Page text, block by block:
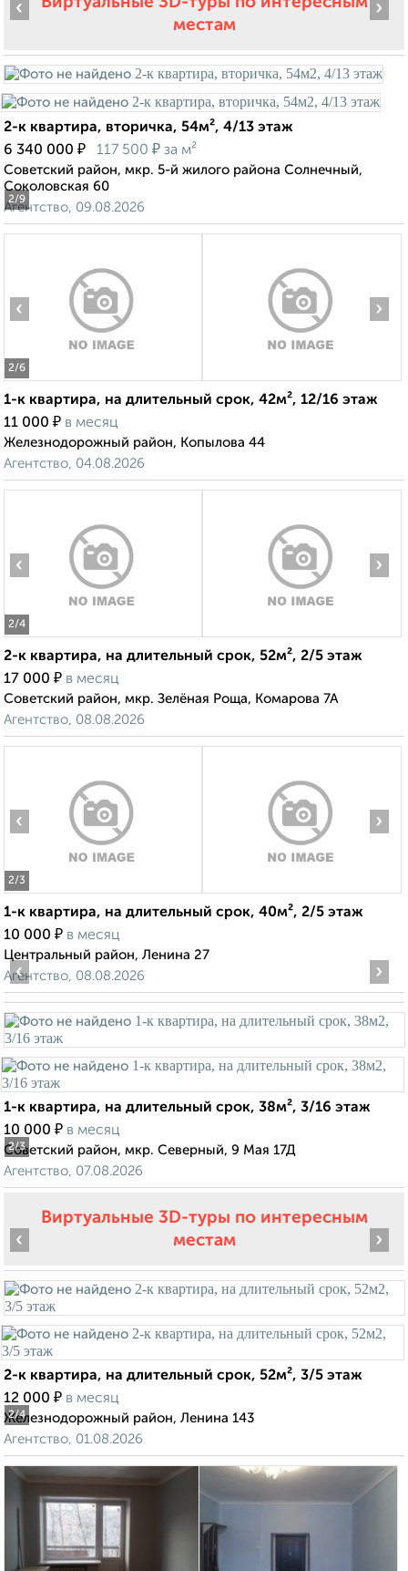
местам
2/9
‹ ›
2-к квартира, вторичка, 54м², 4/13 этаж
6 340 000 ₽ 117 500 ₽ за м²
Советский район, мкр. 5-й жилого района Солнечный,
Соколовская 60
Агентство, 09.08.2026
2/6
‹ ›
1-к квартира, на длительный срок, 42м², 12/16 этаж
11 000 ₽ в месяц
Железнодорожный район, Копылова 44
Агентство, 04.08.2026
2/4
‹ ›
2-к квартира, на длительный срок, 52м², 2/5 этаж
17 000 ₽ в месяц
Советский район, мкр. Зелёная Роща, Комарова 7А
Агентство, 08.08.2026
2/3
‹ ›
1-к квартира, на длительный срок, 40м², 2/5 этаж
10 000 ₽ в месяц
Центральный район, Ленина 27
Агентство, 08.08.2026
2/3
‹ ›
1-к квартира, на длительный срок, 38м², 3/16 этаж
10 000 ₽ в месяц
Советский район, мкр. Северный, 9 Мая 17Д
Агентство, 07.08.2026
Виртуальные 3D-туры по интересным
местам
2/4
‹ ›
2-к квартира, на длительный срок, 52м², 3/5 этаж
12 000 ₽ в месяц
Железнодорожный район, Ленина 143
Агентство, 01.08.2026